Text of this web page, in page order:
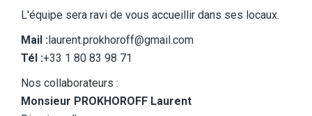
L'équipe sera ravi de vous accueillir dans ses locaux.
Mail :laurent.prokhoroff@gmail.com
Tél :+33 1 80 83 98 71
Nos collaborateurs :
Monsieur PROKHOROFF Laurent